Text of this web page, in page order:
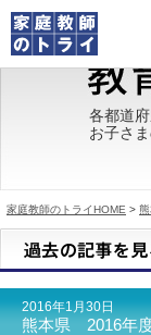
トライの教育理念
成績が上がる理由
都道府県別情報
合格体験談
キャンペーン情報
各都道
お子さ
家庭教師のトライHOME >
2016年1月30日
熊本県 2016年